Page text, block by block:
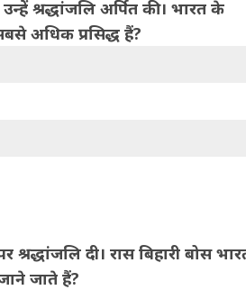
श्रद्धांजलि अर्पित की। भारत के
अधिक प्रसिद्ध हैं?
श्रद्धांजलि दी। रास बिहारी बोस
जाते हैं?